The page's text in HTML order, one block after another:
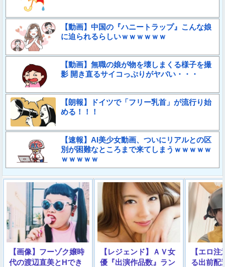
【動画】中国の『ハニートラップ』こんな娘
に迫られるらしいｗｗｗｗｗｗ
【動画】無職の娘が物を壊しまくる様子を撮
影 開き直るサイコっぷりがヤバい・・・
【朗報】ドイツで「フリー乳首」が流行り始
める！！！
【速報】AI美少女動画、ついにリアルとの区
別が困難なところまで来てしまうｗｗｗｗｗ
ｗｗｗｗｗ
【画像】フーゾク嬢時
代の渡辺直美とHでき
【レジェンド】ＡＶ女
優『出演作品数』ラン
【エロ
る出前配